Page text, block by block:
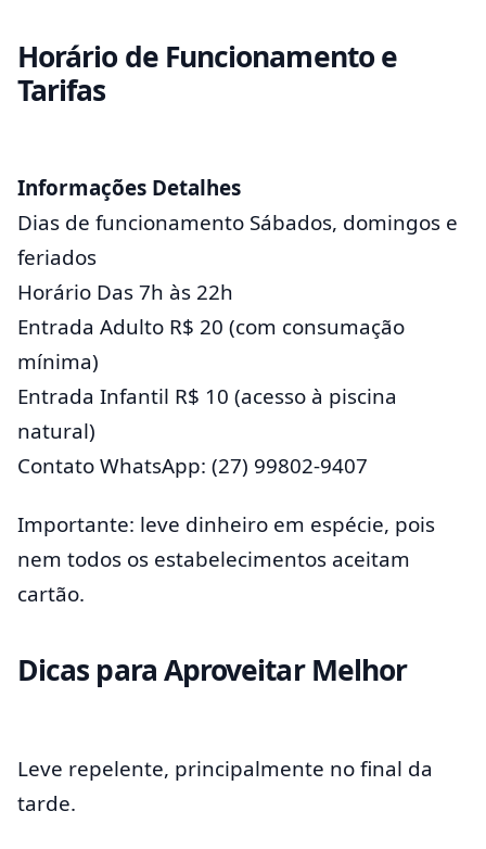
Horário de Funcionamento e
Tarifas
Informações Detalhes
Dias de funcionamento Sábados, domingos e
feriados
Horário Das 7h às 22h
Entrada Adulto R$ 20 (com consumação
mínima)
Entrada Infantil R$ 10 (acesso à piscina
natural)
Contato WhatsApp: (27) 99802-9407
Importante: leve dinheiro em espécie, pois
nem todos os estabelecimentos aceitam
cartão.
Dicas para Aproveitar Melhor
Leve repelente, principalmente no final da
tarde.